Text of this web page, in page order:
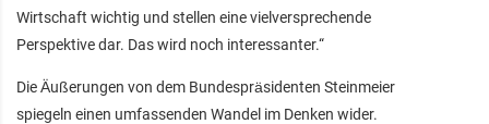
Wirtschaft wichtig und stellen eine vielversprechende
Perspektive dar. Das wird noch interessanter.“
Die Äußerungen von dem Bundespräsidenten Steinmeier
spiegeln einen umfassenden Wandel im Denken wider.